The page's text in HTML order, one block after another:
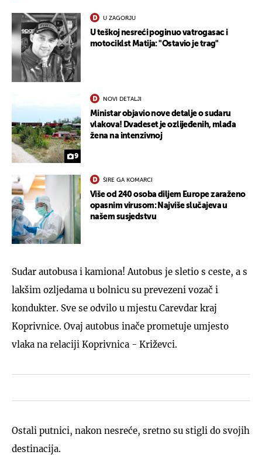
U ZAGORJU
U teškoj nesreći poginuo vatrogasac i
motociklst Matija: "Ostavio je trag"
9
NOVI DETALJI
Ministar objavio nove detalje o sudaru
vlakova! Dvadeset je ozlijeđenih, mlađa
žena na intenzivnoj
ŠIRE GA KOMARCI
Više od 240 osoba diljem Europe zaraženo
opasnim virusom: Najviše slučajeva u
našem susjedstvu
Sudar autobusa i kamiona! Autobus je sletio s ceste, a s
lakšim ozljedama u bolnicu su prevezeni vozač i
kondukter. Sve se odvilo u mjestu Carevdar kraj
Koprivnice. Ovaj autobus inače prometuje umjesto
vlaka na relaciji Koprivnica - Križevci.
Ostali putnici, nakon nesreće, sretno su stigli do svojih
destinacija.